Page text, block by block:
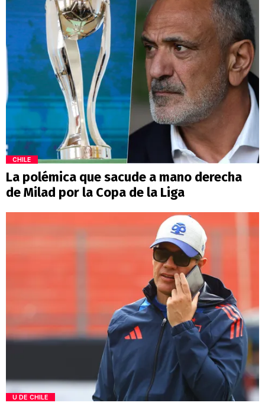
CHILE
La polémica que sacude a mano derecha
de Milad por la Copa de la Liga
U DE CHILE